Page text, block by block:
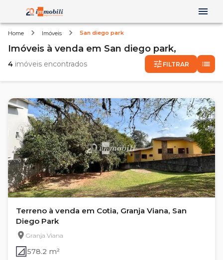
Home Imóveis San diego park
Imóveis à venda em San diego park,
4 imóveis encontrados FILTRAR
Terreno à venda em Cotia, Granja Viana, San
Diego Park
Granja Viana
578.2 m²